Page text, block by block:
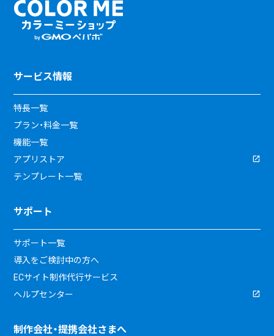
サービス情報
特長一覧
プラン・料金一覧
機能一覧
アプリストア
テンプレート一覧
サポート
サポート一覧
導入をご検討中の方へ
ECサイト制作代行サービス
ヘルプセンター
制作会社・提携会社さまへ